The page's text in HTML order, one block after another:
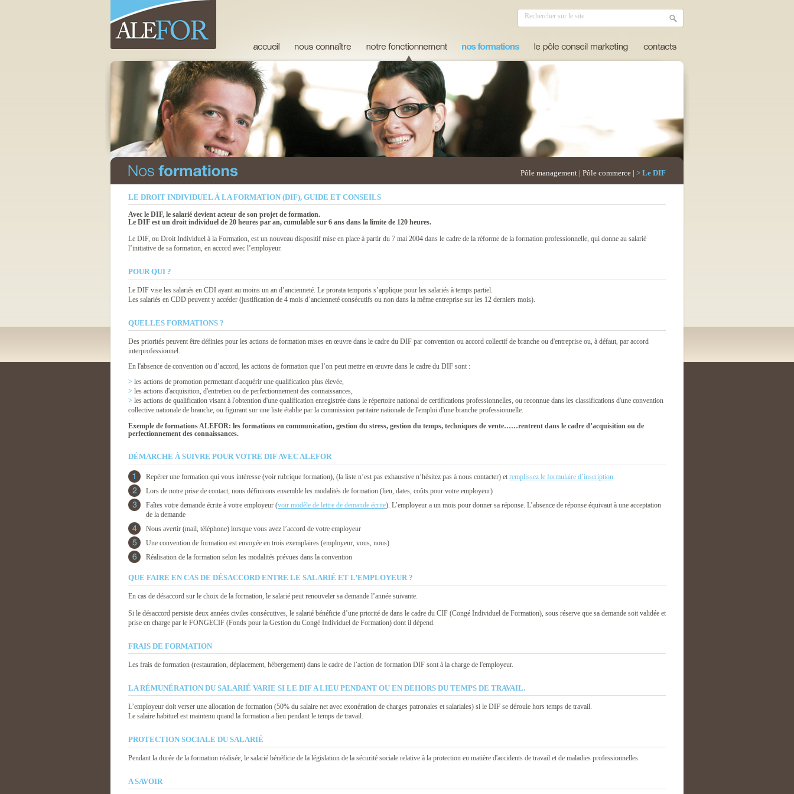
Pôle management | Pôle commerce | > Le DIF
LE DROIT INDIVIDUEL À LA FORMATION (DIF), GUIDE ET CONSEILS
Avec le DIF, le salarié devient acteur de son projet de formation.
Le DIF est un droit individuel de 20 heures par an, cumulable sur 6 ans dans la limite de 120 heures.
Le DIF, ou Droit Individuel à la Formation, est un nouveau dispositif mise en place à partir du 7 mai 2004 dans le cadre de la réforme de la formation professionnelle, qui donne au salarié
l’initiative de sa formation, en accord avec l’employeur.
POUR QUI ?
Le DIF vise les salariés en CDI ayant au moins un an d’ancienneté. Le prorata temporis s’applique pour les salariés à temps partiel.
Les salariés en CDD peuvent y accéder (justification de 4 mois d’ancienneté consécutifs ou non dans la même entreprise sur les 12 derniers mois).
QUELLES FORMATIONS ?
Des priorités peuvent être définies pour les actions de formation mises en œuvre dans le cadre du DIF par convention ou accord collectif de branche ou d'entreprise ou, à défaut, par accord
interprofessionnel.
En l'absence de convention ou d’accord, les actions de formation que l’on peut mettre en œuvre dans le cadre du DIF sont :
> les actions de promotion permettant d'acquérir une qualification plus élevée,
> les actions d'acquisition, d'entretien ou de perfectionnement des connaissances,
> les actions de qualification visant à l'obtention d'une qualification enregistrée dans le répertoire national de certifications professionnelles, ou reconnue dans les classifications d'une convention
collective nationale de branche, ou figurant sur une liste établie par la commission paritaire nationale de l'emploi d'une branche professionnelle.
Exemple de formations ALEFOR: les formations en communication, gestion du stress, gestion du temps, techniques de vente……rentrent dans le cadre d’acquisition ou de
perfectionnement des connaissances.
DÉMARCHE À SUIVRE POUR VOTRE DIF AVEC ALEFOR
Repérer une formation qui vous intéresse (voir rubrique formation), (la liste n’est pas exhaustive n’hésitez pas à nous contacter) et remplissez le formulaire d’inscription
Lors de notre prise de contact, nous définirons ensemble les modalités de formation (lieu, dates, coûts pour votre employeur)
Faîtes votre demande écrite à votre employeur (voir modèle de lettre de demande écrite). L’employeur a un mois pour donner sa réponse. L’absence de réponse équivaut à une acceptation
de la demande
Nous avertir (mail, téléphone) lorsque vous avez l’accord de votre employeur
Une convention de formation est envoyée en trois exemplaires (employeur, vous, nous)
Réalisation de la formation selon les modalités prévues dans la convention
QUE FAIRE EN CAS DE DÉSACCORD ENTRE LE SALARIÉ ET L’EMPLOYEUR ?
En cas de désaccord sur le choix de la formation, le salarié peut renouveler sa demande l’année suivante.
Si le désaccord persiste deux années civiles consécutives, le salarié bénéficie d’une priorité de dans le cadre du CIF (Congé Individuel de Formation), sous réserve que sa demande soit validée et
prise en charge par le FONGECIF (Fonds pour la Gestion du Congé Individuel de Formation) dont il dépend.
FRAIS DE FORMATION
Les frais de formation (restauration, déplacement, hébergement) dans le cadre de l’action de formation DIF sont à la charge de l'employeur.
LA RÉMUNÉRATION DU SALARIÉ VARIE SI LE DIF A LIEU PENDANT OU EN DEHORS DU TEMPS DE TRAVAIL.
L’employeur doit verser une allocation de formation (50% du salaire net avec exonération de charges patronales et salariales) si le DIF se déroule hors temps de travail.
Le salaire habituel est maintenu quand la formation a lieu pendant le temps de travail.
PROTECTION SOCIALE DU SALARIÉ
Pendant la durée de la formation réalisée, le salarié bénéficie de la législation de la sécurité sociale relative à la protection en matière d'accidents de travail et de maladies professionnelles.
A SAVOIR